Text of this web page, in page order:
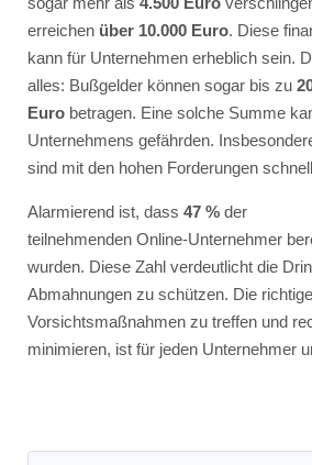
erreichen über 10.000 Euro. Diese
kann für Unternehmen erheblich sein.
alles: Bußgelder können sogar bis zu
Eurobetragen. Eine solche Summe
Unternehmens gefährden.
sind mit den hohen Forderungen
Alarmierend ist, dass 47 %der
teilnehmenden Online-Unternehmer
wurden. Diese Zahl verdeutlicht die
Abmahnungen zu schützen. Die
Vorsichtsmaßnahmen zu treffen und
minimieren, ist für jeden Unternehmer